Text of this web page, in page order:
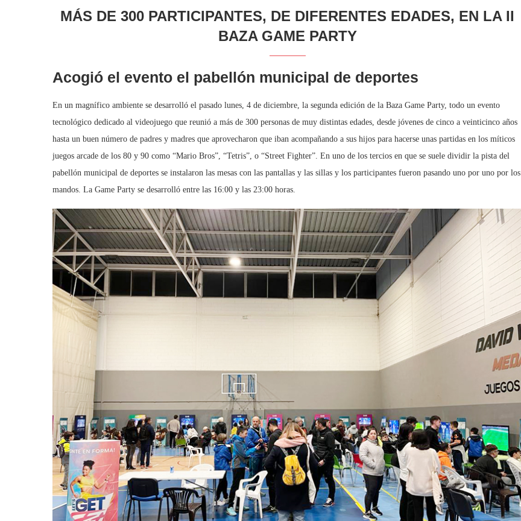
MÁS DE 300 PARTICIPANTES, DE DIFERENTES EDADES, EN LA II
BAZA GAME PARTY
Acogió el evento el pabellón municipal de deportes
En un magnífico ambiente se desarrolló el pasado lunes, 4 de diciembre, la segunda edición de la Baza Game Party, todo un evento
tecnológico dedicado al videojuego que reunió a más de 300 personas de muy distintas edades, desde jóvenes de cinco a veinticinco años
hasta un buen número de padres y madres que aprovecharon que iban acompañando a sus hijos para hacerse unas partidas en los míticos
juegos arcade de los 80 y 90 como “Mario Bros”, “Tetris”, o “Street Fighter”. En uno de los tercios en que se suele dividir la pista del
pabellón municipal de deportes se instalaron las mesas con las pantallas y las sillas y los participantes fueron pasando uno por uno por los
mandos. La Game Party se desarrolló entre las 16:00 y las 23:00 horas.